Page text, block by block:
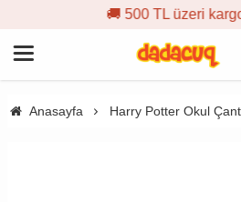
🚚 500 TL üzeri kargo bedava
Anasayfa Harry Potter Okul